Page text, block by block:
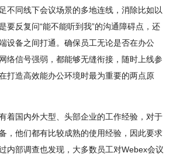
不同线下会议场景的多地连线，消除比如以
要反复问“能不能听到我”的沟通障碍点，还
设备之间打通。确保员工无论是否在办公
络信号强弱，都能够无缝衔接，随时上线参
打造高效能办公环境时最为重要的两点原
着国内外大型、头部企业的工作经验，对于
，他们都有比较成熟的使用经验，因此要求
内部调查也发现，大多数员工对Webex会议